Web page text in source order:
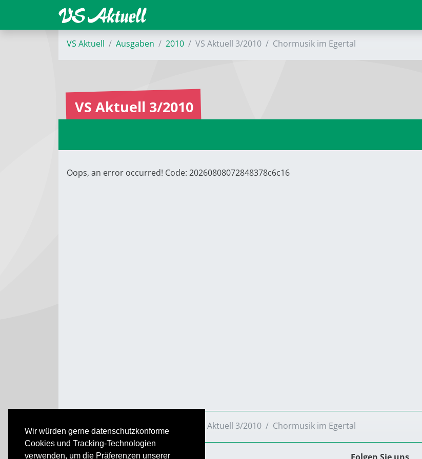
Wir würden gerne datenschutzkonforme
Cookies und Tracking-Technologien
verwenden, um die Präferenzen unserer
VS Aktuell Ausgaben 2010 VS Aktuell 3/2010 Chormusik im Egertal
VS Aktuell 3/2010
Oops, an error occurred! Code: 20260808072848378c6c16
VS Aktuell Ausgaben VS Aktuell 3/2010 Chormusik im Egertal